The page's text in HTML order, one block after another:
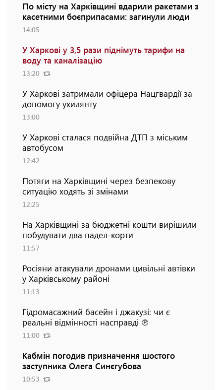
По місту на Харківщині вдарили ракетами з
касетними боєприпасами: загинули люди
14:05
У Харкові у 3,5 рази піднімуть тарифи на
воду та каналізацію
13:20
У Харкові затримали офіцера Нацгвардії за
допомогу ухилянту
13:00
У Харкові сталася подвійна ДТП з міським
автобусом
12:42
Потяги на Харківщині через безпекову
ситуацію ходять зі змінами
12:25
На Харківщині за бюджетні кошти вирішили
побудувати два падел-корти
11:57
Росіяни атакували дронами цивільні автівки
у Харківському районі
11:13
Гідромасажний басейн і джакузі: чи є
реальні відмінності насправді ℗
11:00
Кабмін погодив призначення шостого
заступника Олега Синєгубова
10:53